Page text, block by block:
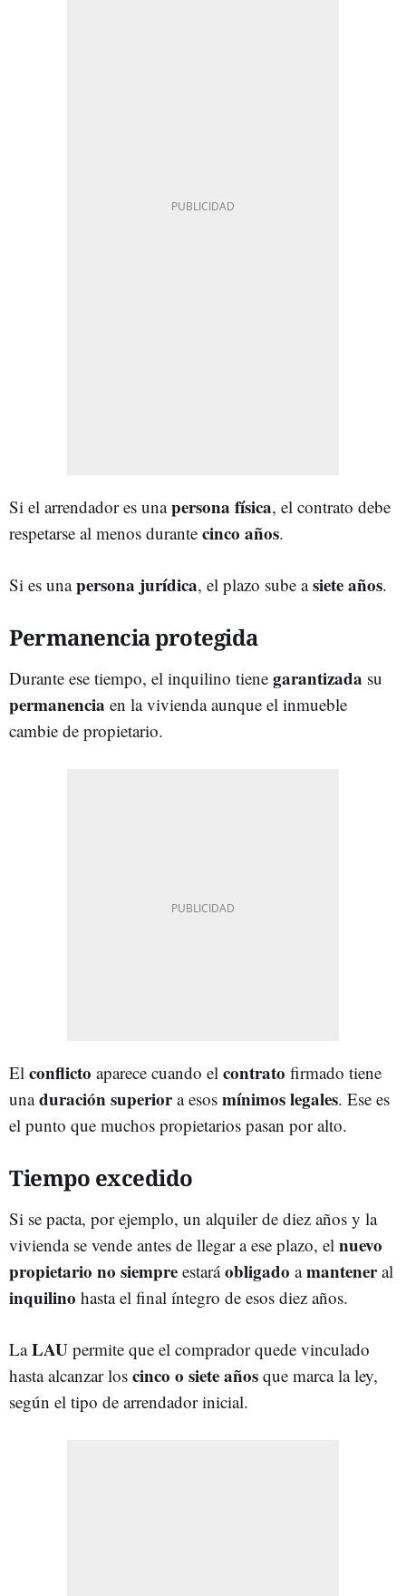
Si el arrendador es unapersona física, el contrato debe
respetarse al menos durante cinco años.
Si es unapersona jurídica, el plazo sube asiete años.
Permanencia protegida
Durante ese tiempo, el inquilino tiene garantizada su
permanencia en la vivienda aunque el inmueble
cambie de propietario.
El conflicto aparece cuando el contrato firmado tiene
unaduraciónsuperiora esos mínimoslegales. Ese es
el punto que muchos propietarios pasan por alto.
Tiempo excedido
Si se pacta, por ejemplo, un alquiler de diez años y la
vivienda se vende antes de llegar a ese plazo, el nuevo
propietario no siempre estaráobligado amanteneral
inquilino hasta el final íntegro de esos diez años.
LaLAU permite que el comprador quede vinculado
hasta alcanzar los cinco o siete años que marca la ley,
según el tipo de arrendador inicial.